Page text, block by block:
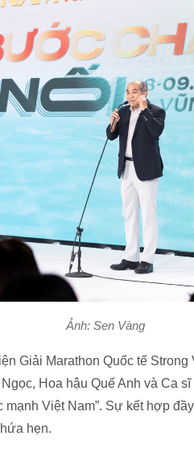
Ảnh: Sen Vàng
Giải Marathon Quốc tế
Hoa hậu Quế Anh và Ca
mạnh Việt Nam”. Sự kết hợp
hẹn.